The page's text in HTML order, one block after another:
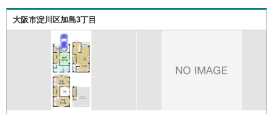
ュレーションのご相談・無理のないライフプラン、提携に
よる低金利住宅ローンのご提案、購入前に知る「購入後の
家族の生活」を「未来カレンダー」で見える化します。
（2）ご購入後から始まる「専属FPによるファイナンシャ
ルライフサポート」・漠然としたキャッシュフローのグラ
フ化、効果的な生命保険の見直し、繰り上げ返済の効果的
なタイミングなどご提案させて頂きます。
大阪市淀川区加島3丁目